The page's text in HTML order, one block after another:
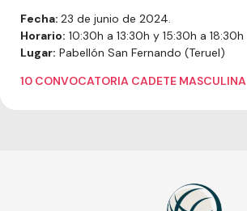
Fecha: 23 de junio de 2024.
Horario: 10:30h a 13:30h y 15:30h a 18:30h
Lugar: Pabellón San Fernando (Teruel)
10 CONVOCATORIA CADETE MASCULINA